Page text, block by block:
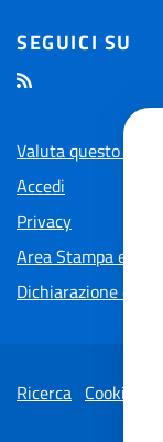
SEGUICI SU
Valuta questo sito
Accedi
Privacy
Area Stampa e
Dichiarazione di
Ricerca Cookie